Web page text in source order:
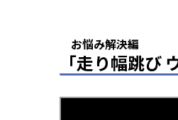
お悩み解決編
「走り幅跳び